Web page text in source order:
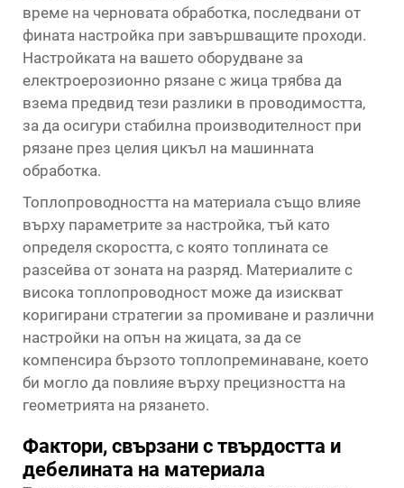
време на черновата обработка, последвани от
фината настройка при завършващите проходи.
Настройката на вашето оборудване за
електроерозионно рязане с жица трябва да
взема предвид тези разлики в проводимостта,
за да осигури стабилна производителност при
рязане през целия цикъл на машинната
обработка.
Топлопроводността на материала също влияе
върху параметрите за настройка, тъй като
определя скоростта, с която топлината се
разсейва от зоната на разряд. Материалите с
висока топлопроводност може да изискват
коригирани стратегии за промиване и различни
настройки на опън на жицата, за да се
компенсира бързото топлопреминаване, което
би могло да повлияе върху прецизността на
геометрията на рязането.
Фактори, свързани с твърдостта и
дебелината на материала